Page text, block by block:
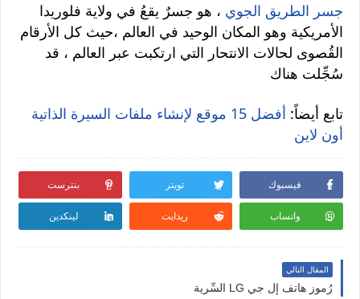
جسر الطريق الجوي ، هو جسرٌ يقعُ في ولاية فلوريدا
الأمريكية وهو المكان الوحيد في العالم ،حيث كل الأرقام
القُصوى لحالات الانتحار التي ارتكبت عبر العالم ، قد
سُجِّلت هناك
تابع أيضاً:
أفضل 15 موقع لإنشاء ملفات السيرة الذاتية
أون لاين
فيسبوك تويتر بنترست
واتساب ريدايت لينكدين
المقال التالي
رُموز هاتف إل جي LG السِّرية